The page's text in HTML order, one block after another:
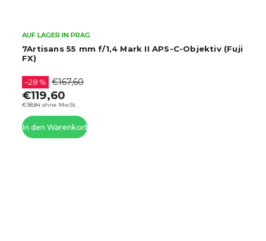
7Artisans 55 mm f/1,4 Mark II APS-C-Objektiv (Fuji
FX)
AUF LAGER IN PRAG
€98,84 ohne MwSt.
–28 % €167,60
€119,60
In den Warenkorb